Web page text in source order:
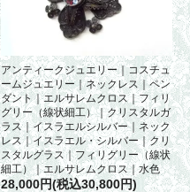
アンティークジュエリー｜コスチュ
ームジュエリー｜ネックレス｜ペン
ダント｜エルサレムクロス｜フィリ
グリー（線状細工）｜クリスタルガ
ラス｜イスラエルシルバー｜ネック
レス｜イスラエル・シルバー｜クリ
スタルグラス｜フィリグリー（線状
細工）｜エルサレムクロス｜水色
28,000円(税込30,800円)